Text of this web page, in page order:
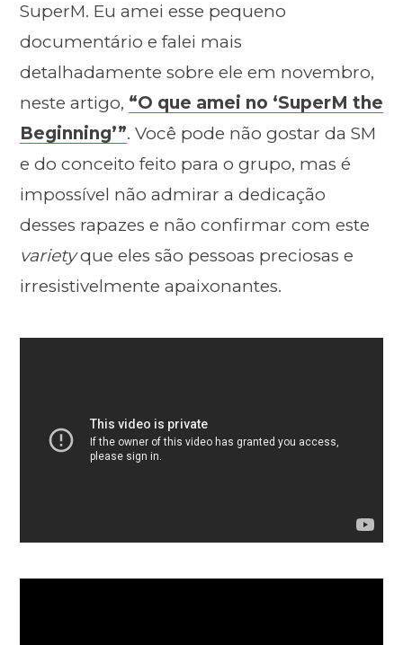
SuperM. Eu amei esse pequeno
documentário e falei mais
detalhadamente sobre ele em novembro,
neste artigo, “O que amei no ‘SuperM the
Beginning’”. Você pode não gostar da SM
e do conceito feito para o grupo, mas é
impossível não admirar a dedicação
desses rapazes e não confirmar com este
varietyque eles são pessoas preciosas e
irresistivelmente apaixonantes.